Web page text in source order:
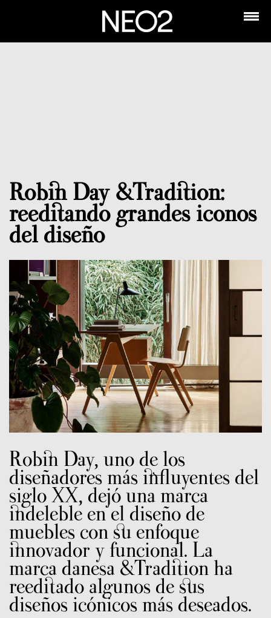
Robin Day &Tradition:
reeditando grandes iconos
del diseño
Robin Day, uno de los
diseñadores más influyentes del
siglo XX, dejó una marca
indeleble en el diseño de
muebles con su enfoque
innovador y funcional. La
marca danesa &Tradition ha
reeditado algunos de sus
diseños icónicos más deseados.